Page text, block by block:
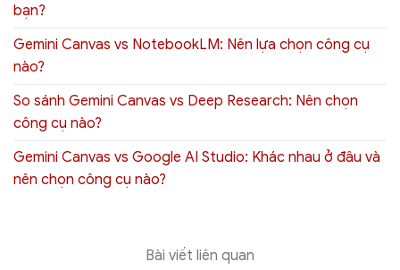
bạn?
Gemini Canvas vs NotebookLM: Nên lựa chọn công cụ
nào?
So sánh Gemini Canvas vs Deep Research: Nên chọn
công cụ nào?
Gemini Canvas vs Google AI Studio: Khác nhau ở đâu và
nên chọn công cụ nào?
Bài viết liên quan